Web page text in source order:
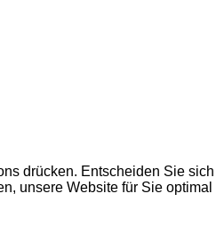
drücken. Entscheiden Sie sich
unsere Website für Sie optimal